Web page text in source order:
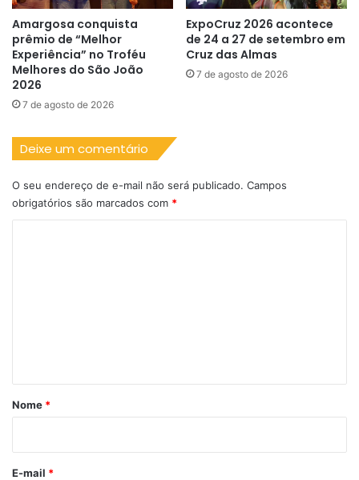
Amargosa conquista
prêmio de “Melhor
Experiência” no Troféu
Melhores do São João
2026
7 de agosto de 2026
ExpoCruz 2026 acontece
de 24 a 27 de setembro em
Cruz das Almas
7 de agosto de 2026
Deixe um comentário
O seu endereço de e-mail não será publicado. Campos
obrigatórios são marcados com *
r
*
Nome *
E-mail *